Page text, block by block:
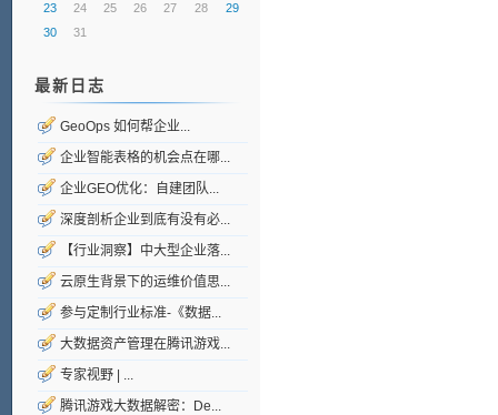
23
24 25 26 27 28
29
30
31
最新日志
GeoOps 如何帮企业...
企业智能表格的机会点在哪...
企业GEO优化：自建团队...
深度剖析企业到底有没有必...
【行业洞察】中大型企业落...
云原生背景下的运维价值思...
参与定制行业标准-《数据...
大数据资产管理在腾讯游戏...
专家视野 | ...
腾讯游戏大数据解密：De...